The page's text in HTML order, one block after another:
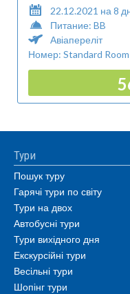
22.12.2021 на 8
Питание: BB
Авіапереліт
Номер: Standard Room
Тури
Пошук туру
Гарячі тури по світу
Тури на двох
Автобусні тури
Тури вихідного дня
Екскурсійні тури
Весільні тури
Шопінг тури